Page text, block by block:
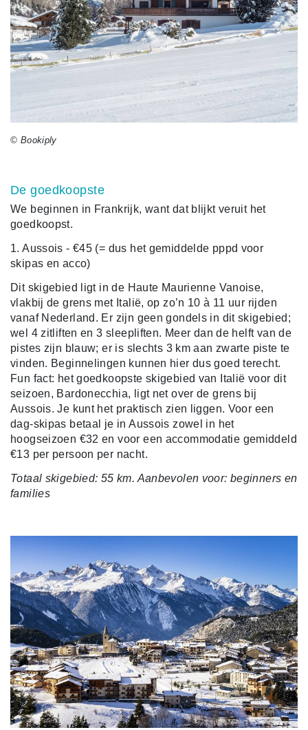
© Bookiply
De goedkoopste
We beginnen in Frankrijk, want dat blijkt veruit het
goedkoopst.
1. Aussois - €45 (= dus het gemiddelde pppd voor
skipas en acco)
Dit skigebied ligt in de Haute Maurienne Vanoise,
vlakbij de grens met Italië, op zo’n 10 à 11 uur rijden
vanaf Nederland. Er zijn geen gondels in dit skigebied;
wel 4 zitliften en 3 sleepliften. Meer dan de helft van de
pistes zijn blauw; er is slechts 3 km aan zwarte piste te
vinden. Beginnelingen kunnen hier dus goed terecht.
Fun fact: het goedkoopste skigebied van Italië voor dit
seizoen, Bardonecchia, ligt net over de grens bij
Aussois. Je kunt het praktisch zien liggen. Voor een
dag-skipas betaal je in Aussois zowel in het
hoogseizoen €32 en voor een accommodatie gemiddeld
€13 per persoon per nacht.
Totaal skigebied: 55 km. Aanbevolen voor: beginners en
families